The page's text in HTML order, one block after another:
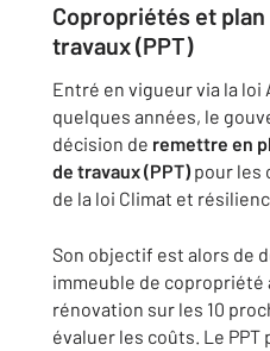
Copropriétés et
travaux (PPT)
Entré en vigueur via la loi
quelques années, le
décision de remettre en
de travaux (PPT) pour les
de la loi Climat et
Son objectif est alors de
immeuble de copropriété
rénovation sur les 10
évaluer les coûts. Le PPT